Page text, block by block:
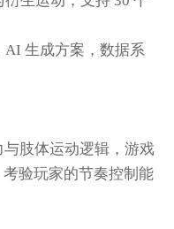
AI 生成方案，数据系
肢体运动逻辑，游戏
验玩家的节奏控制能